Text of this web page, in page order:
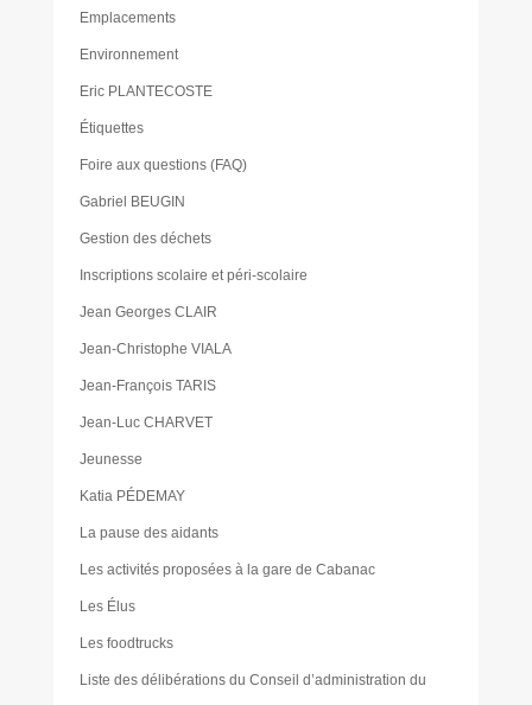
Emplacements
Environnement
Eric PLANTECOSTE
Étiquettes
Foire aux questions (FAQ)
Gabriel BEUGIN
Gestion des déchets
Inscriptions scolaire et péri-scolaire
Jean Georges CLAIR
Jean-Christophe VIALA
Jean-François TARIS
Jean-Luc CHARVET
Jeunesse
Katia PÉDEMAY
La pause des aidants
Les activités proposées à la gare de Cabanac
Les Élus
Les foodtrucks
Liste des délibérations du Conseil d’administration du